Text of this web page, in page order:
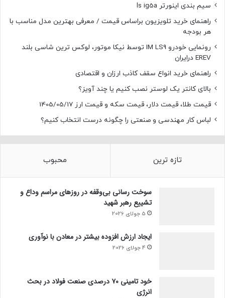
سیم بندی اینورتر ls ig5a
راهنمای خرید تلویزیون براساس قیمت / معرفی بهترین مدل مناسب با
هر بودجه
رونمایی خودرو IM LS9 توسط نیکا موتور، لوکس ترین شاسی بلند
EREV درایران
راهنمای خرید انواع سقف کاذب ارزان و اقتصادی
بالای کانتر یک لوستر نصب کنیم یا چند آویز؟
قیمت طلا، قیمت دلار، قیمت سکه و قیمت ارز 1405/05/17
لباس کار مهندسی و صنعتی را چگونه درست انتخاب کنیم؟
تازه ترین محبوب
سوخت رسانی بی‌وقفه در روز‌های مراسم وداع و
تشییع رهبر شهید
5 جولای 2026
ایجاد ارزش افزوده بیشتر در معادن با نوآوری
4 جولای 2026
خود تامینی ۷۰ درصدی صنعت فولاد در بحث
انرژی